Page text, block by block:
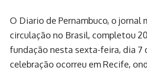
O Diario de Pernambuco, o jornal
circulação no Brasil, completou
fundação nesta sexta-feira, dia 7
celebração ocorreu em Recife,